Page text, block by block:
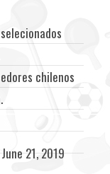
chilenos
.
June 21, 2019